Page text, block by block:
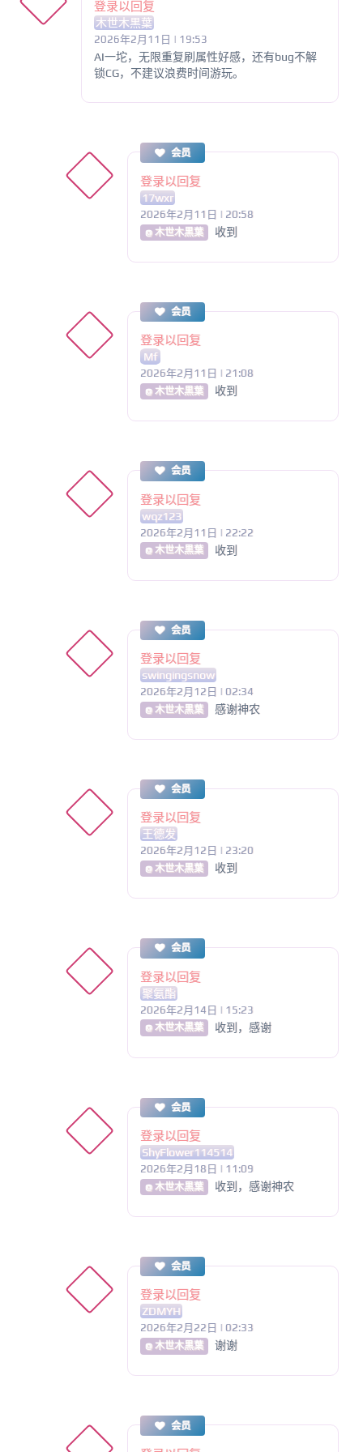
登录以回复
木世木黒葉
2026年2月11日 | 19:53
AI一坨，无限重复刷属性好感，还有bug不解
锁CG，不建议浪费时间游玩。
会员
登录以回复
17wxr
2026年2月11日 | 20:58
@ 木世木黒葉 收到
会员
登录以回复
Mf
2026年2月11日 | 21:08
@ 木世木黒葉 收到
会员
登录以回复
wqz123
2026年2月11日 | 22:22
@ 木世木黒葉 收到
会员
登录以回复
swingingsnow
2026年2月12日 | 02:34
@ 木世木黒葉 感谢神农
会员
登录以回复
王德发
2026年2月12日 | 23:20
@ 木世木黒葉 收到
会员
登录以回复
聚氨酯
2026年2月14日 | 15:23
@ 木世木黒葉 收到，感谢
会员
登录以回复
ShyFlower114514
2026年2月18日 | 11:09
@ 木世木黒葉 收到，感谢神农
会员
登录以回复
ZDMYH
2026年2月22日 | 02:33
@ 木世木黒葉 谢谢
会员